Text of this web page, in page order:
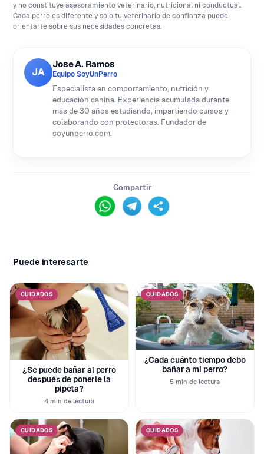
y no constituye asesoramiento veterinario, nutricional ni conductual.
Cada perro es diferente y solo tu veterinario de confianza puede
orientarte sobre sus necesidades concretas.
JA
Jose A. Ramos
Equipo SoyUnPerro
Especialista en comportamiento, nutrición y
educación canina. Experiencia acumulada durante
más de 30 años estudiando, impartiendo cursos y
colaborando con protectoras. Fundador de
soyunperro.com.
Compartir
Puede interesarte
CUIDADOS
¿Se puede bañar al perro
después de ponerle la
pipeta?
4 min de lectura
CUIDADOS
¿Cada cuánto tiempo debo
bañar a mi perro?
5 min de lectura
CUIDADOS CUIDADOS